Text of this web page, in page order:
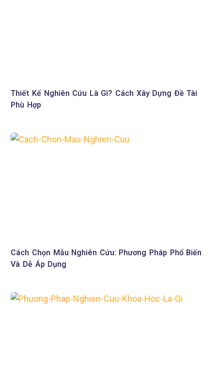
Thiết Kế Nghiên Cứu Là Gì? Cách Xây Dựng Đề Tài
Phù Hợp
Cách Chọn Mẫu Nghiên Cứu: Phương Pháp Phổ Biến
Và Dễ Áp Dụng